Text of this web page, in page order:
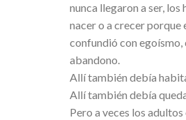
nunca llegaron a ser, los
nacer o a crecer porque
confundió con egoísmo,
abandono.
Allí también debía
Allí también debía
Pero a veces los adultos